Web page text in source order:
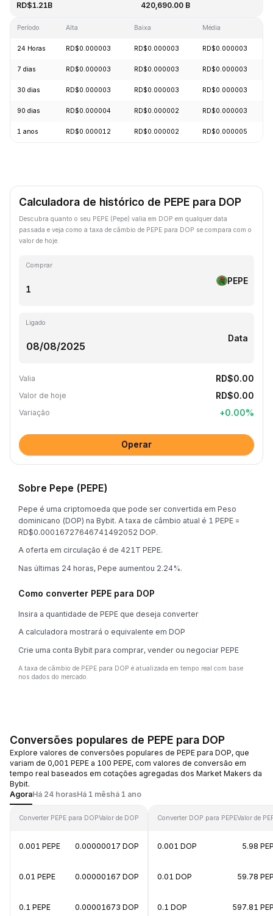
RD$1.21B 420,690.00 B
Período Alta Baixa Média
24 Horas RD$0.000003 RD$0.000003 RD$0.000003
7 dias RD$0.000003 RD$0.000003 RD$0.000003
30 dias RD$0.000003 RD$0.000003 RD$0.000003
90 dias RD$0.000004 RD$0.000002 RD$0.000003
1 anos RD$0.000012 RD$0.000002 RD$0.000005
Calculadora de histórico de PEPE para DOP
Descubra quanto o seu PEPE (Pepe) valia em DOP em qualquer data
passada e veja como a taxa de câmbio de PEPE para DOP se compara com o
valor de hoje.
Comprar
PEPE
Ligado
Data
Valia RD$0.00
Valor de hoje RD$0.00
Variação +0.00%
Operar
Sobre Pepe (PEPE)
Pepe é uma criptomoeda que pode ser convertida em Peso
dominicano (DOP) na Bybit. A taxa de câmbio atual é 1 PEPE =
RD$0.00016727646741492052 DOP.
A oferta em circulação é de 421T PEPE.
Nas últimas 24 horas, Pepe aumentou 2.24%.
Como converter PEPE para DOP
Insira a quantidade de PEPE que deseja converter
A calculadora mostrará o equivalente em DOP
Crie uma conta Bybit para comprar, vender ou negociar PEPE
A taxa de câmbio de PEPE para DOP é atualizada em tempo real com base
nos dados do mercado.
Conversões populares de PEPE para DOP
Explore valores de conversões populares de PEPE para DOP, que
variam de 0,001 PEPE a 100 PEPE, com valores de conversão em
tempo real baseados em cotações agregadas dos Market Makers da
Bybit.
AgoraHá 24 horasHá 1 mêshá 1 ano
Converter PEPE para DOPValor de DOP
0.001 PEPE 0.00000017 DOP
0.01 PEPE 0.00000167 DOP
0.1 PEPE 0.00001673 DOP
Converter DOP para PEPEValor de
0.001 DOP 5.98
0.01 DOP 59.78
0.1 DOP 597.81